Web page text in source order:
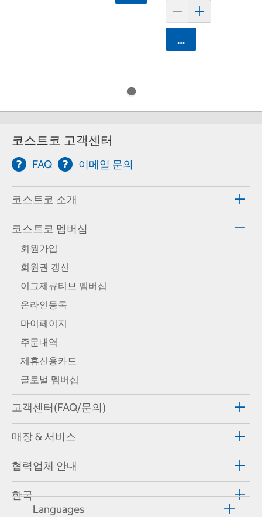
카트에 담기
코스트코 고객센터
FAQ 이메일 문의
코스트코 소개
코스트코 멤버십
회원가입
회원권 갱신
이그제큐티브 멤버십
온라인등록
마이페이지
주문내역
제휴신용카드
글로벌 멤버십
고객센터(FAQ/문의)
매장 & 서비스
협력업체 안내
한국
Languages